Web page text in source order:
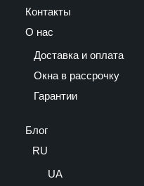
Контакты
О нас
Доставка и оплата
Окна в рассрочку
Гарантии
Блог
RU
UA
5/5 - (1 голосов)
Материал: Сталь,
Вид поверхности: Глянец,
Цвет: Вишневый
Важно! Цвет товара может
экране.